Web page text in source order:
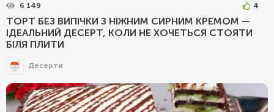
6 149 4
ТОРТ БЕЗ ВИПІЧКИ З НІЖНИМ СИРНИМ КРЕМОМ —
ІДЕАЛЬНИЙ ДЕСЕРТ, КОЛИ НЕ ХОЧЕТЬСЯ СТОЯТИ
БІЛЯ ПЛИТИ
Десерти